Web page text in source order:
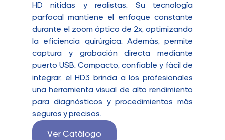
HD nítidas y realistas. Su tecnología
parfocal mantiene el enfoque constante
durante el zoom óptico de 2x, optimizando
la eficiencia quirúrgica. Además, permite
captura y grabación directa mediante
puerto USB. Compacto, confiable y fácil de
integrar, el HD3 brinda a los profesionales
una herramienta visual de alto rendimiento
para diagnósticos y procedimientos más
seguros y precisos.
Ver Catálogo